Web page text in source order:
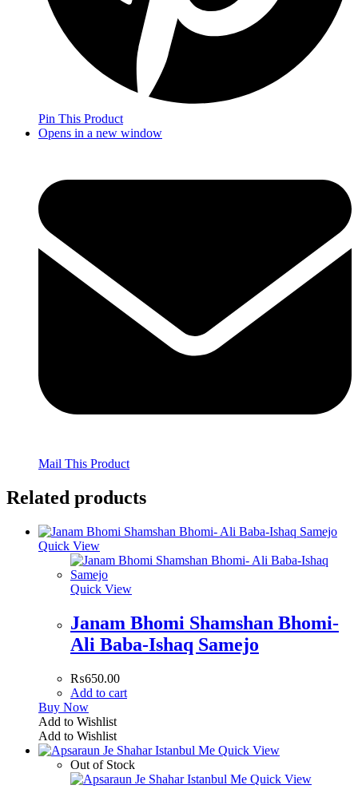
Pin This Product
Opens in a new window
Mail This Product
Related products
Quick View
Quick View
Janam Bhomi Shamshan Bhomi-
Ali Baba-Ishaq Samejo
₨650.00
Add to cart
Buy Now
Add to Wishlist
Add to Wishlist
Quick View
Out of Stock
Quick View